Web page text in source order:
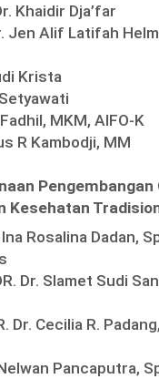
Khaidir Dja’far
Jen Alif Latifah
Krista
MKM, AIFO-K
R Kambodji, MM
Kesehatan
Ina Rosalina Dadan,
Dr. Slamet Sudi
Dr. Cecilia R.
Pancaputra,